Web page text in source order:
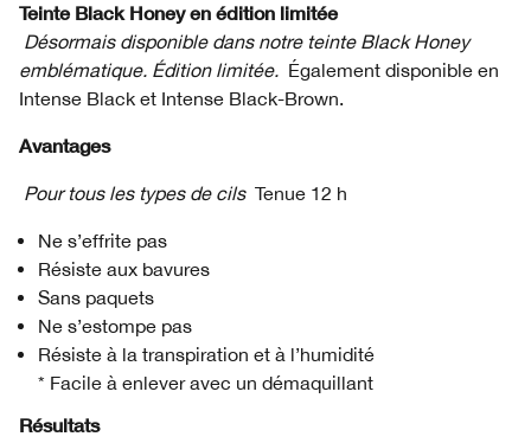
Teinte Black Honey en édition limitée
Désormais disponible dans notre teinte Black Honey
emblématique. Édition limitée. Également disponible en
Intense Black et Intense Black-Brown.
Avantages
Pour tous les types de cils Tenue 12 h
Ne s’effrite pas
Résiste aux bavures
Sans paquets
Ne s’estompe pas
Résiste à la transpiration et à l’humidité
* Facile à enlever avec un démaquillant
Résultats